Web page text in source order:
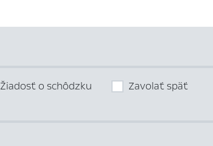
Žiadosť o schôdzku
Zavolať späť